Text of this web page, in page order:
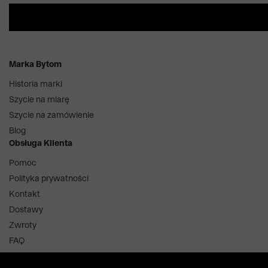
Marka Bytom
Historia marki
Szycie na miarę
Szycie na zamówienie
Blog
Obsługa Klienta
Pomoc
Polityka prywatności
Kontakt
Dostawy
Zwroty
FAQ